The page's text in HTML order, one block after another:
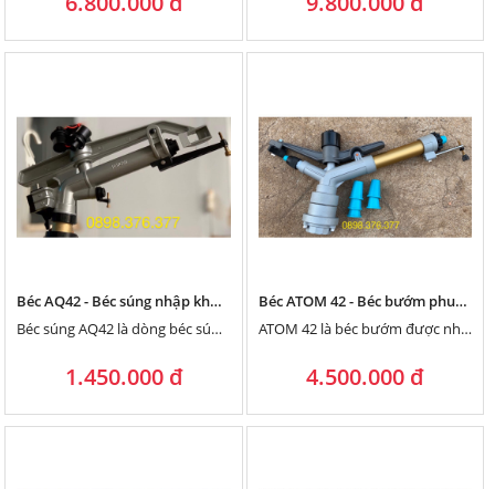
Béc AQ42 - Béc súng nhập khẩu Ấn Độ, bán kính tưới 33 mét
Béc súng AQ42 là dòng béc súng đến từ Ấn Độ, với bán kính tưới tối đa 33 mét, tưới đều không điểm chết.
1.450.000 đ
Béc ATOM 42 - Béc bướm phun mưa thế hệ mới
ATOM 42 là béc bướm được nhập khẩu từ Thỗ Nhĩ Kỳ, tưới cực đều, bán kính cực xa
4.500.000 đ